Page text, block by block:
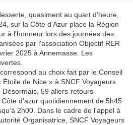
quasiment au quart d’heure,
sur la Côte d’Azur place la Région
à l'honneur lors des journées des
par l'association Objectif RER
2025 à Annemasse. Les
au choix fait par le Conseil
de Nice » à SNCF Voyageurs
59 allers-retours
d'azur quotidiennement de 5h45
2h00. Dans le cadre de l'appel à
Organisatrice, SNCF Voyageurs